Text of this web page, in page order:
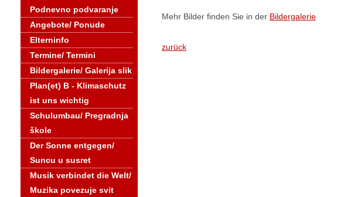
Podnevno podvaranje
Angebote/ Ponude
Elterninfo
Termine/ Termini
Bildergalerie/ Galerija slik
Plan(et) B - Klimaschutz
ist uns wichtig
Schulumbau/ Pregradnja
škole
Der Sonne entgegen/
Suncu u susret
Musik verbindet die Welt/
Muzika povezuje svit
Mehr Bilder finden Sie in der Bildergalerie
zurück